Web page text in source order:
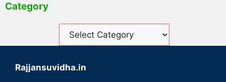
Category
Rajjansuvidha.in